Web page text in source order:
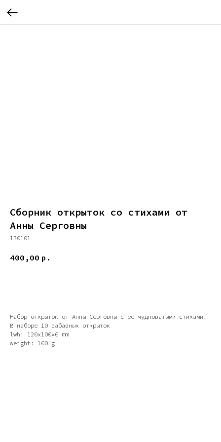
Сборник открыток со стихами от
Анны Серговны
130101
400,00 р.
Набор открыток от Анны Серговны с её чудноватыми стихами.
В наборе 10 забавных открыток
lwh: 120x100x6 mm
Weight: 100 g